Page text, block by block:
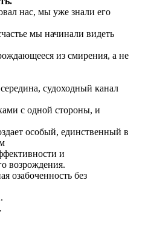
нас, мы уже знали его
мы начинали видеть
из смирения, а не
судоходный канал
с одной стороны, и
особый, единственный в
и
возрождения.
озабоченность без